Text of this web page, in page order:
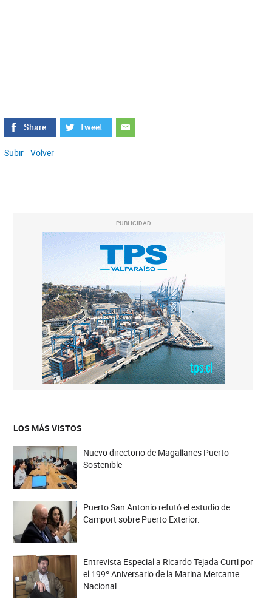
Subir Volver
PUBLICIDAD
LOS MÁS VISTOS
Nuevo directorio de Magallanes Puerto
Sostenible
Puerto San Antonio refutó el estudio de
Camport sobre Puerto Exterior.
Entrevista Especial a Ricardo Tejada Curti por
el 199º Aniversario de la Marina Mercante
Nacional.